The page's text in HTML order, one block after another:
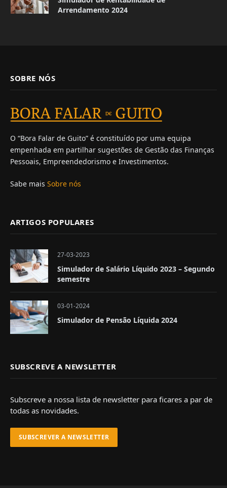
Arrendamento 2024
SOBRE NÓS
O “Bora Falar de Guito” é constituído por uma equipa
empenhada em partilhar sugestões de Gestão das Finanças
Pessoais, Empreendedorismo e Investimentos.
Sabe mais Sobre nós
ARTIGOS POPULARES
27-03-2023
Simulador de Salário Líquido 2023 – Segundo
semestre
03-01-2024
Simulador de Pensão Líquida 2024
SUBSCREVE A NEWSLETTER
Subscreve a nossa lista de newsletter para ficares a par de
todas as novidades.
SUBSCREVER A NEWSLETTER